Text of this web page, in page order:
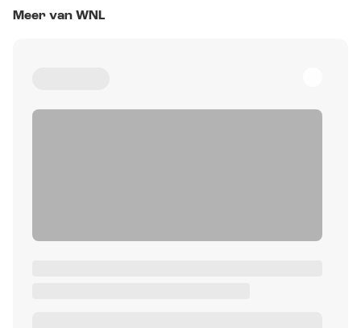
Meer van WNL